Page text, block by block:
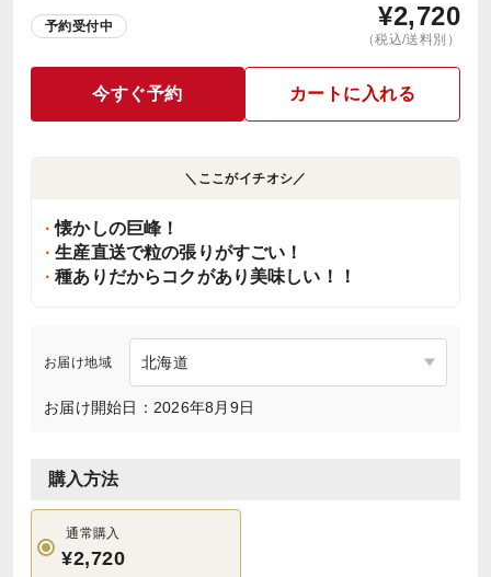
予約受付中 ¥2,720
（税込/送料別）
今すぐ予約 カートに入れる
＼ここがイチオシ／
懐かしの巨峰！
生産直送で粒の張りがすごい！
種ありだからコクがあり美味しい！！
お届け地域
お届け開始日：2026年8月9日
購入方法
通常購入
¥2,720